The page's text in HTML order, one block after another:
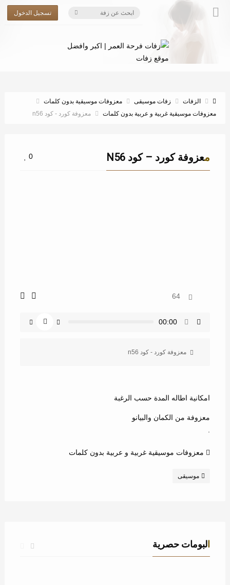
تسجيل الدخول
الزفات زفات موسيقى
معزوفات موسيقية بدون كلمات
معزوفات موسيقية غربية و عربية بدون كلمات
معزوفة كورد - كود n56
0 معزوفة كورد – كود N56
64
00:00
معزوفة كورد - كود n56
امكانية اطاله المدة حسب الرغبة
معزوفة من الكمان والبيانو
معزوفات موسيقية غربية و عربية بدون كلمات
موسيقى
البومات حصرية
زفة استدل النور – عباس ابراهيم – عامة